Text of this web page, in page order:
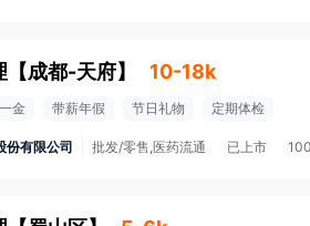
【成都-天府】 10-18k
金 带薪年假 节日礼物 定期体检
份有限公司 批发/零售,医药流通 已上市